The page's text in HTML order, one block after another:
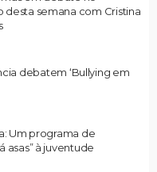
desta semana com Cristina
debatem ‘Bullying em
Um programa de
asas” à juventude